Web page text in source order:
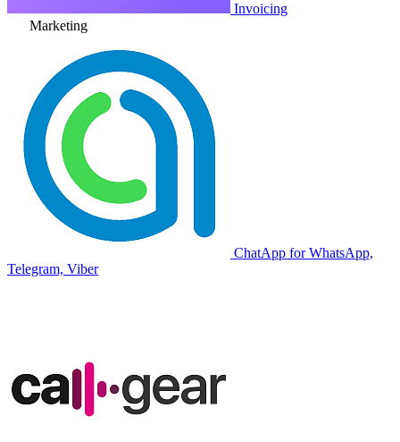
Invoicing
Marketing
ChatApp for WhatsApp,
Telegram, Viber